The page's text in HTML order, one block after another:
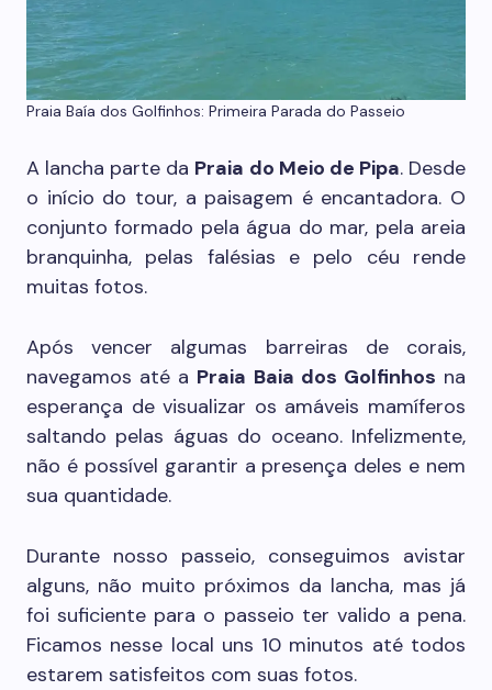
Praia Baía dos Golfinhos: Primeira Parada do Passeio
A lancha parte da Praia do Meio de Pipa. Desde
o início do tour, a paisagem é encantadora. O
conjunto formado pela água do mar, pela areia
branquinha, pelas falésias e pelo céu rende
muitas fotos.
Após vencer algumas barreiras de corais,
navegamos até a Praia Baia dos Golfinhos na
esperança de visualizar os amáveis mamíferos
saltando pelas águas do oceano. Infelizmente,
não é possível garantir a presença deles e nem
sua quantidade.
Durante nosso passeio, conseguimos avistar
alguns, não muito próximos da lancha, mas já
foi suficiente para o passeio ter valido a pena.
Ficamos nesse local uns 10 minutos até todos
estarem satisfeitos com suas fotos.